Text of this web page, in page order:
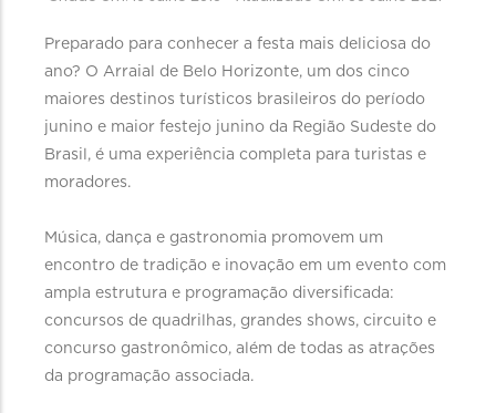
Preparado para conhecer a festa mais deliciosa do
ano? O Arraial de Belo Horizonte, um dos cinco
maiores destinos turísticos brasileiros do período
junino e maior festejo junino da Região Sudeste do
Brasil, é uma experiência completa para turistas e
moradores.
Música, dança e gastronomia promovem um
encontro de tradição e inovação em um evento com
ampla estrutura e programação diversificada:
concursos de quadrilhas, grandes shows, circuito e
concurso gastronômico, além de todas as atrações
da programação associada.